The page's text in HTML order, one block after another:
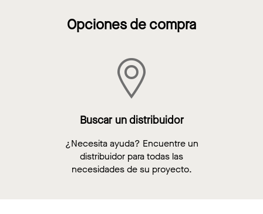
Opciones de compra
Buscar un distribuidor
¿Necesita ayuda? Encuentre un
distribuidor para todas las
necesidades de su proyecto.